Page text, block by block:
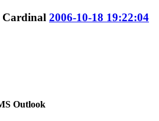
Cardinal 2006-10-18 19:22:04
Outlook